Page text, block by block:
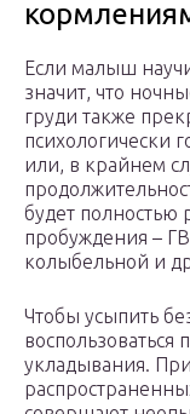
Если малыш
значит, что
груди также
психологически
или, в крайнем
будет полностью
пробуждения –
колыбельной и
Чтобы усыпить
укладывания.